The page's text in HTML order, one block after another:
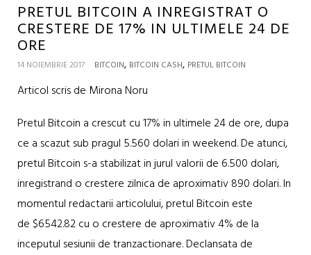
PRETUL BITCOIN A INREGISTRAT O
CRESTERE DE 17% IN ULTIMELE 24 DE
ORE
14 NOIEMBRIE 2017 BITCOIN, BITCOIN CASH, PRETUL BITCOIN
Articol scris de Mirona Noru
Pretul Bitcoin a crescut cu 17% in ultimele 24 de ore, dupa
ce a scazut sub pragul 5.560 dolari in weekend. De atunci,
pretul Bitcoin s-a stabilizat in jurul valorii de 6.500 dolari,
inregistrand o crestere zilnica de aproximativ 890 dolari. In
momentul redactarii articolului, pretul Bitcoin este
de $6542.82 cu o crestere de aproximativ 4% de la
inceputul sesiunii de tranzactionare. Declansata de